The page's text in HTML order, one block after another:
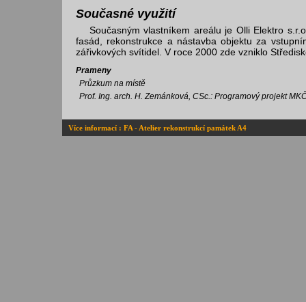
Současné využití
Současným vlastníkem areálu je Olli Elektro
fasád, rekonstrukce a nástavba objektu za
zářivkových svítidel. V roce 2000 zde vzniklo
Prameny
Průzkum na místě
Prof. Ing. arch. H. Zemánková, CSc.: Programový projekt
Více informací : FA - Atelier rekonstrukcí památek A4